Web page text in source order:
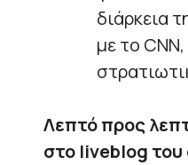
διάρκεια
με το
Λεπτό προς
στο liveblog